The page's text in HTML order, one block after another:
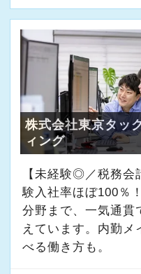
経験やスキルももち
に周囲への思いやり
実に仕事へ向き合え
えています。
・素直な姿勢で新し
・周囲と協力しなが
・お客様や仲間に対
・成長意欲を持ち、
方
また、当事務所では
株式会社東京タッ
ィング
【未経験◎／税務会
験入社率ほぼ100％
分野まで、一気通貫
えています。内勤
べる働き方も。